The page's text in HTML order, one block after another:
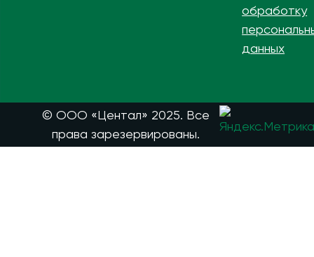
обработку
данных
© ООО «Центал» 2025. Все
права зарезервированы.